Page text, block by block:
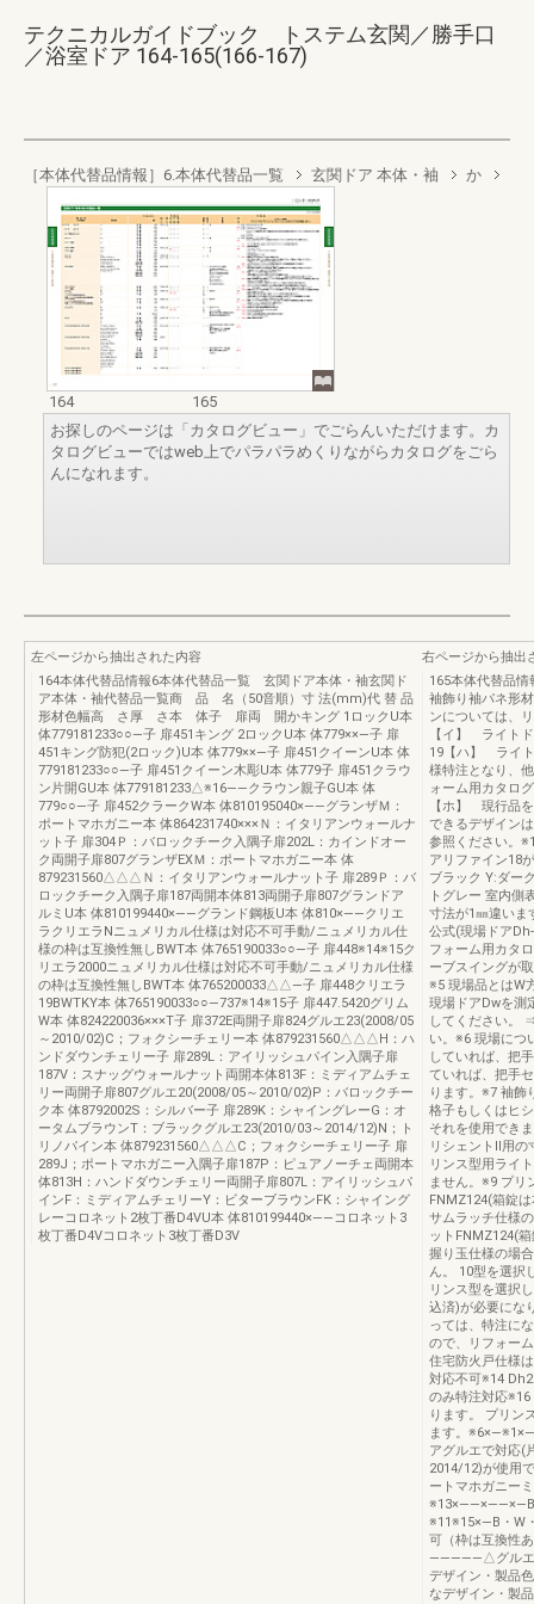
テクニカルガイドブック トステム玄関／勝手口
／浴室ドア 164-165(166-167)
［本体代替品情報］6.本体代替品一覧 玄関ドア 本体・袖 か
164
165
お探しのページは「カタログビュー」でごらんいただけます。カ
タログビューではweb上でパラパラめくりながらカタログをごら
んになれます。
左ページから抽出された内容
164本体代替品情報6本体代替品一覧 玄関ドア本体・袖玄関ド
ア本体・袖代替品一覧商 品 名（50音順）寸 法(mm)代 替 品
形材色幅高 さ厚 さ本 体子 扉両 開かキング 1ロックU本
体779181233○○―子 扉451キング 2ロックU本 体779××―子 扉
451キング防犯(2ロック)U本 体779××―子 扉451クイーンU本 体
779181233○○―子 扉451クイーン木彫U本 体779子 扉451クラウ
ン片開GU本 体779181233△※16――クラウン親子GU本 体
779○○―子 扉452クラークW本 体810195040×――グランザＭ：
ポートマホガニー本 体864231740×××Ｎ：イタリアンウォールナ
ット子 扉304Ｐ：バロックチーク入隅子扉202L：カインドオー
ク両開子扉807グランザEXＭ：ポートマホガニー本 体
879231560△△△Ｎ：イタリアンウォールナット子 扉289Ｐ：バ
ロックチーク入隅子扉187両開本体813両開子扉807グランドア
ルミU本 体810199440×――グランド鋼板U本 体810×――クリエ
ラクリエラNニュメリカル仕様は対応不可手動/ニュメリカル仕
様の枠は互換性無しBWT本 体765190033○○―子 扉448※14※15ク
リエラ2000ニュメリカル仕様は対応不可手動/ニュメリカル仕様
の枠は互換性無しBWT本 体765200033△△―子 扉448クリエラ
19BWTKY本 体765190033○○―737※14※15子 扉447.5420グリム
W本 体824220036×××T子 扉372E両開子扉824グルエ23(2008/05
～2010/02)C；フォクシーチェリー本 体879231560△△△H：ハ
ンドダウンチェリー子 扉289L：アイリッシュパイン入隅子扉
187V：スナッグウォールナット両開本体813F：ミディアムチェ
リー両開子扉807グルエ20(2008/05～2010/02)P：バロックチー
ク本 体8792002S：シルバー子 扉289K：シャイングレーG：オ
ータムブラウンT：ブラックグルエ23(2010/03～2014/12)N；ト
リノパイン本 体879231560△△△C；フォクシーチェリー子 扉
289J；ポートマホガニー入隅子扉187P：ピュアノーチェ両開本
体813H：ハンドダウンチェリー両開子扉807L：アイリッシュパ
インF：ミディアムチェリーY：ビターブラウンFK：シャイング
レーコロネット2枚丁番D4VU本 体810199440×――コロネット3
枚丁番D4Vコロネット3枚丁番D3V
右ページから抽出
165本体代替品
袖飾り袖パネ形
ンについては、
【イ】 ライト
19【ハ】 ライ
様特注となり、
ォーム用カタロ
【ホ】 現行品
できるデザイン
参照ください。
アリファイン18
ブラック Y:ダー
トグレー 室内側
寸法が1㎜違いま
公式(現場ドア
フォーム用カタ
ーブスイングが
※5 現場品とはW
現場ドアDwを測
してください。
い。※6 現場につ
していれば、把
ていれば、把手
ります。※7 袖飾
格子もしくはヒ
それを使用でき
リシェントⅡ用
リンス型用ライ
ません。※9 プリ
FNMZ124(箱錠
サムラッチ仕様
ットFNMZ124(
握り玉仕様の場
ん。 10型を選択
リンス型を選択
込済)が必要にな
っては、特注に
ので、リフォー
住宅防火戸仕様
対応不可※14
のみ特注対応
ります。 プリン
ます。
アグルエで対応(
2014/12)が使用
ートマホガニー
※13×――×――×―B
※11※15×―B・W
可（枠は互換性
―――――△グルエ
デザイン・製品
なデザイン・製